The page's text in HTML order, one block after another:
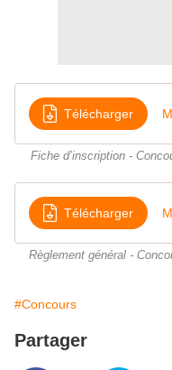
Télécharger
Fiche d’inscription -
Télécharger
Règlement général -
#Concours
Partager